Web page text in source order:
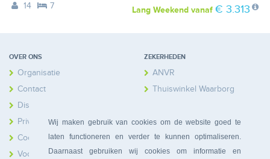
Wij maken gebruik van cookies om de website goed te
laten functioneren en verder te kunnen optimaliseren.
Daarnaast gebruiken wij cookies om informatie en
14
7 Lang Weekendvanaf € 3.313
OVER ONS
Organisatie
Contact
Disclaimer
Privacy
Cookies
Voorwaarden
ZEKERHEDEN
ANVR
Thuiswinkel Waarborg